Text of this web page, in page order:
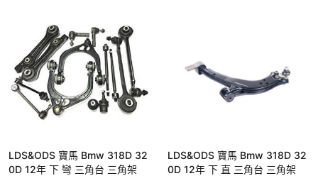
LDS&ODS 寶馬 Bmw 318D 32
0D 12年 下 彎 三角台 三角架
LDS&ODS 寶馬 Bmw 318D 32
0D 12年 下 直 三角台 三角架